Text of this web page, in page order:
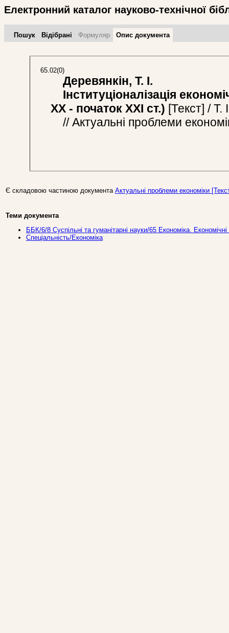
Електронний каталог науково-технічної
Пошук Відібрані Формуляр Опис документа
65.02(0)
Деревянкін, Т. І.
Інституціоналізація
ХХ - початок ХХІ ст.) [Текст] / Т.
// Актуальні проблеми
Є складовою частиною документа Актуальні проблеми економіки
Теми документа
ББК/6/8 Суспільні та гуманітарні науки/65 Економіка.
Спеціальність/Економіка